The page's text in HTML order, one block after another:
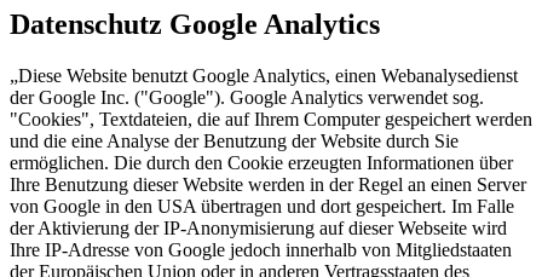
Datenschutz Google Analytics
„Diese Website benutzt Google Analytics, einen Webanalysedienst
der Google Inc. ("Google"). Google Analytics verwendet sog.
"Cookies", Textdateien, die auf Ihrem Computer gespeichert werden
und die eine Analyse der Benutzung der Website durch Sie
ermöglichen. Die durch den Cookie erzeugten Informationen über
Ihre Benutzung dieser Website werden in der Regel an einen Server
von Google in den USA übertragen und dort gespeichert. Im Falle
der Aktivierung der IP-Anonymisierung auf dieser Webseite wird
Ihre IP-Adresse von Google jedoch innerhalb von Mitgliedstaaten
der Europäischen Union oder in anderen Vertragsstaaten des